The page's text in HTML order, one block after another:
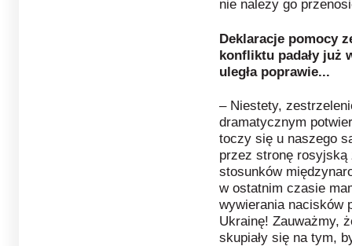
nie należy go
Deklaracje pomocy
konfliktu padały już
uległa poprawie...
– Niestety,
dramatycznym
toczy się u naszego
przez stronę rosyjską
stosunków
w ostatnim czasie
wywierania nacisków
Ukrainę! Zauważmy,
skupiały się na tym,